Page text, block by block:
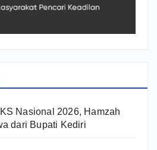
Nasional 2026, Hamzah
dari Bupati Kediri